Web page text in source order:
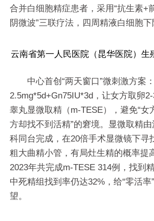
合并白细胞精症患者，采用“抗生素+
阴微波”三联疗法，四周精液白细胞下
云南省第一人民医院（昆华医院）生
中心首创“两天窗口”微刺激方案
2.5mg*5d+Gn75IU*3d，让女方取卵
睾丸显微取精（m-TESE），避免“女
方却找不到活精”的窘境。显微取精
科同台完成，在20倍手术显微镜下寻
粗大曲精小管，有局灶生精的概率提
2023年共完成m-TESE 314例，找到
中死精组找到率仍达32%，给“零活
望。